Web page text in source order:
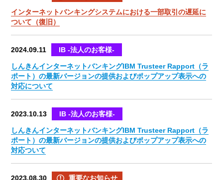
インターネットバンキングシステムにおける一部取引の遅延に
ついて（復旧）
2024.09.11 IB -法人のお客様-
しんきんインターネットバンキングIBM Trusteer Rapport（ラ
ポート）の最新バージョンの提供およびポップアップ表示への
対応について
2023.10.13 IB -法人のお客様-
しんきんインターネットバンキングIBM Trusteer Rapport（ラ
ポート）の最新バージョンの提供およびポップアップ表示への
対応ついて
2023.08.30 重要なお知らせ